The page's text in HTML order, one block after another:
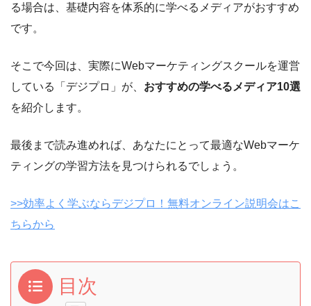
る場合は、基礎内容を体系的に学べるメディアがおすすめ
です。
そこで今回は、実際にWebマーケティングスクールを運営
している「デジプロ」が、 おすすめの学べるメディア10選
を紹介します。
最後まで読み進めれば、あなたにとって最適なWebマーケ
ティングの学習方法を見つけられるでしょう。
>>効率よく学ぶならデジプロ！無料オンライン説明会はこ
ちらから
目次